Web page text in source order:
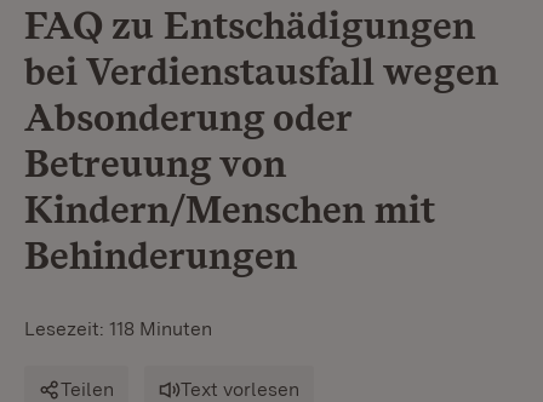
FAQ zu Entschädigungen
bei Verdienstausfall wegen
Absonderung oder
Betreuung von
Kindern/Menschen mit
Behinderungen
Lesezeit: 118 Minuten
Teilen Text vorlesen